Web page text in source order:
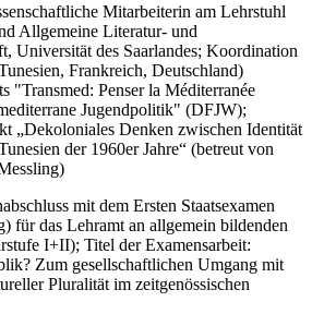
Mitarbeiterin am Lehrstuhl
Allgemeine Literatur- und
Universität des Saarlandes; Koordination
Frankreich, Deutschland)
"Transmed: Penser la Méditerranée
Jugendpolitik" (DFJW);
„Dekoloniales Denken zwischen Identität
der 1960er Jahre“ (betreut von
mit dem Ersten Staatsexamen
für das Lehramt an allgemein bildenden
I+II); Titel der Examensarbeit:
Zum gesellschaftlichen Umgang mit
Pluralität im zeitgenössischen